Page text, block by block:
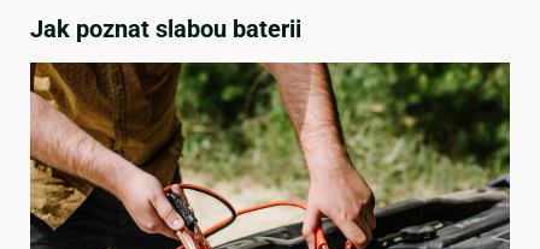
Jak poznat slabou baterii